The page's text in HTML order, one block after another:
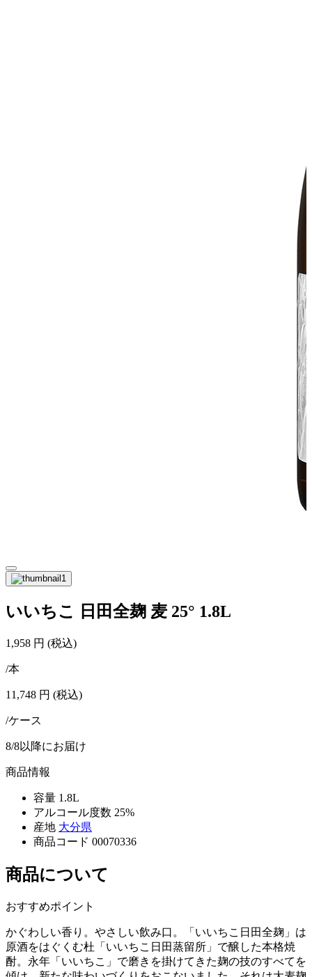
いいちこ 日田全麹 麦 25° 1.8L
1,958 円 (税込)
/本
11,748 円 (税込)
/ケース
8/8以降にお届け
商品情報
容量 1.8L
アルコール度数 25%
産地 大分県
商品コード 00070336
商品について
おすすめポイント
かぐわしい香り。やさしい飲み口。「いいちこ日田全麹」は
原酒をはぐくむ杜「いいちこ日田蒸留所」で醸した本格焼
酎。永年「いいちこ」で磨きを掛けてきた麹の技のすべてを